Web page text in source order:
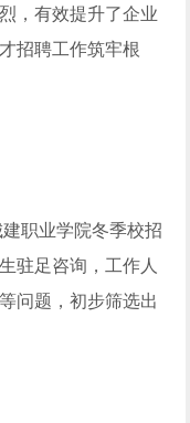
，有效提升了企业
招聘工作筑牢根
职业学院冬季校招
驻足咨询，工作人
问题，初步筛选出